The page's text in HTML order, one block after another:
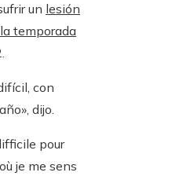
un lesión
temporada
con
dijo.
pour
je me sens